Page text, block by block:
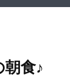
朝食♪